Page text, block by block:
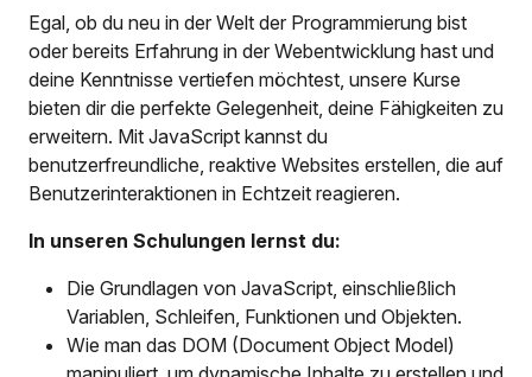
Egal, ob du neu in der Welt der Programmierung bist
oder bereits Erfahrung in der Webentwicklung hast und
deine Kenntnisse vertiefen möchtest, unsere Kurse
bieten dir die perfekte Gelegenheit, deine Fähigkeiten zu
erweitern. Mit JavaScript kannst du
benutzerfreundliche, reaktive Websites erstellen, die auf
Benutzerinteraktionen in Echtzeit reagieren.
In unseren Schulungen lernst du:
Die Grundlagen von JavaScript, einschließlich
Variablen, Schleifen, Funktionen und Objekten.
Wie man das DOM (Document Object Model)